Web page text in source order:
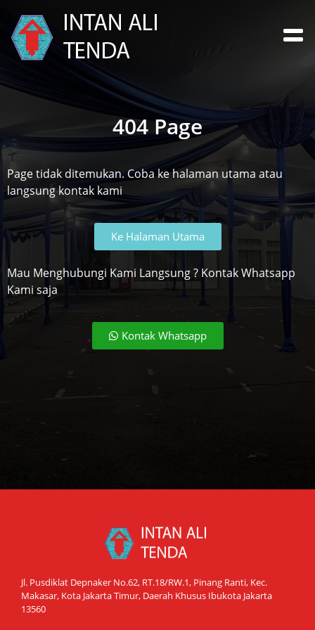
404 Page
Page tidak ditemukan. Coba ke halaman utama atau
langsung kontak kami
Ke Halaman Utama
Mau Menghubungi Kami Langsung ? Kontak Whatsapp
Kami saja
Kontak Whatsapp
Jl. Pusdiklat Depnaker No.62, RT.18/RW.1, Pinang Ranti, Kec.
Makasar, Kota Jakarta Timur, Daerah Khusus Ibukota Jakarta
13560